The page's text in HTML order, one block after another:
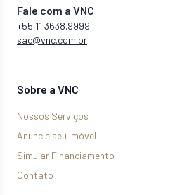
Fale com a VNC
+55 11 3638.9999
sac@vnc.com.br
Sobre a VNC
Nossos Serviços
Anuncie seu Imóvel
Simular Financiamento
Contato